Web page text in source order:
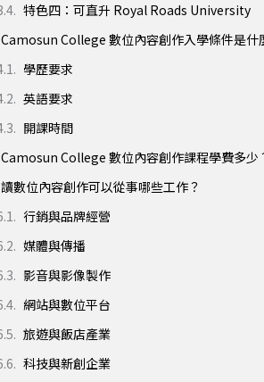
特色四：可直升 Royal Roads University
Camosun College 數位內容創作入學條件是什
學歷要求
英語要求
開課時間
Camosun College 數位內容創作課程學費多少
讀數位內容創作可以從事哪些工作？
行銷與品牌經營
媒體與傳播
影音與影像製作
網站與數位平台
旅遊與飯店產業
科技與新創企業